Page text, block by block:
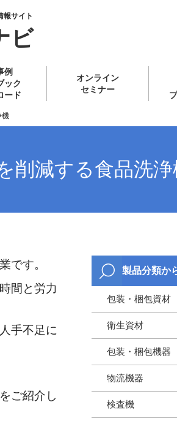
報サイト
ビ
例
ック
ード
オンライン
セミナー
機
削減する食品洗浄
です。
間と労力
手不足に
ご紹介し
製品分類か
包装・梱包資材
衛生資材
包装・梱包機器
物流機器
検査機